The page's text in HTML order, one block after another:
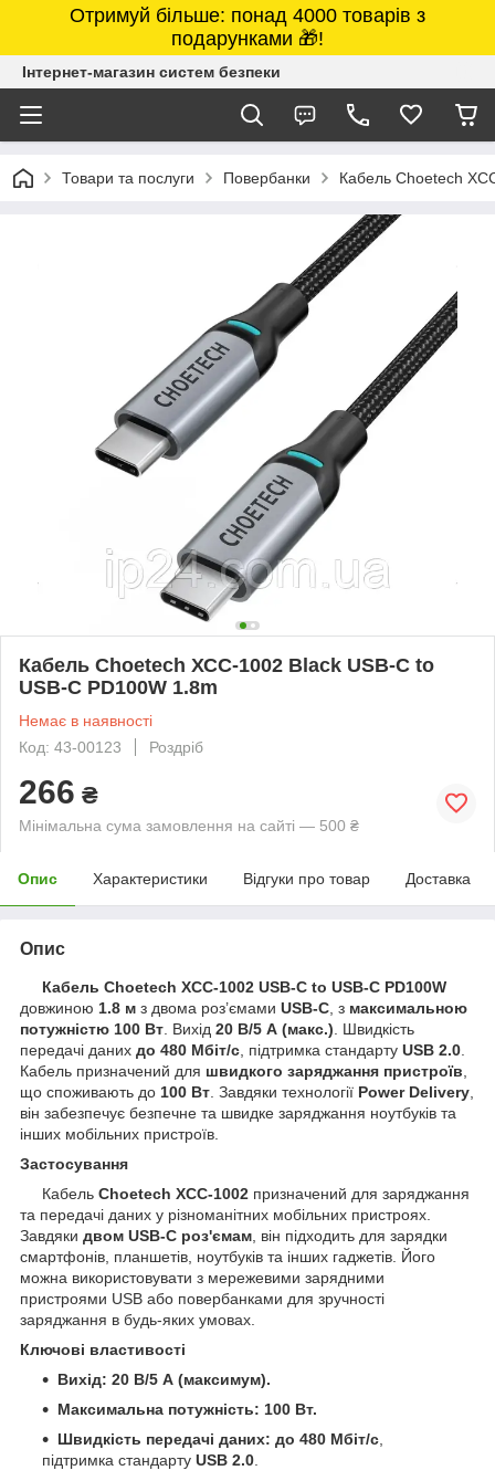
Отримуй більше: понад 4000 товарів з
подарунками 🎁!
Інтернет-магазин систем безпеки
Товари та послуги Повербанки Кабель Choetech
Кабель Choetech ХСС-1002 Black USB-C to
USB-C PD100W 1.8m
Немає в наявності
Код: 43-00123
Роздріб
266 ₴
Мінімальна сума замовлення на сайті — 500 ₴
Опис Характеристики Відгуки про товар Доставка
Опис
Кабель Choetech XCC-1002 USB-C to USB-C PD100W
довжиною 1.8 м з двома роз’ємами USB-C , з максимальною
потужністю 100 Вт . Вихід 20 В/5 А (макс.) . Швидкість
передачі даних до 480 Мбіт/с , підтримка стандарту USB 2.0
Кабель призначений для швидкого заряджання пристроїв
що споживають до 100 Вт . Завдяки технології Power Delivery
він забезпечує безпечне та швидке заряджання ноутбуків та
інших мобільних пристроїв.
Застосування
Кабель Choetech XCC-1002 призначений для заряджання
та передачі даних у різноманітних мобільних пристроях.
Завдяки двом USB-C роз'ємам , він підходить для зарядки
смартфонів, планшетів, ноутбуків та інших гаджетів. Його
можна використовувати з мережевими зарядними
пристроями USB або повербанками для зручності
заряджання в будь-яких умовах.
Ключові властивості
Вихід: 20 В/5 А (максимум).
Максимальна потужність: 100 Вт.
Швидкість передачі даних: до 480 Мбіт/с
підтримка стандарту USB 2.0